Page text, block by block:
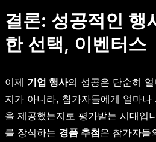
결론: 성공적인 행
한 선택, 이벤터스
이제 기업 행사의 성공은 단순히
지가 아니라, 참가자들에게 얼마
을 제공했는지로 평가받는 시대입
를 장식하는 경품 추첨은 참가자들